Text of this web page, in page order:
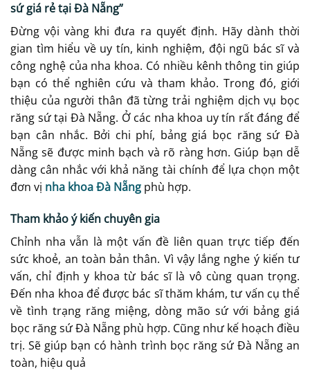
sứ giá rẻ tại Đà Nẵng”
Đừng vội vàng khi đưa ra quyết định. Hãy dành thời
gian tìm hiểu về uy tín, kinh nghiệm, đội ngũ bác sĩ và
công nghệ của nha khoa. Có nhiều kênh thông tin giúp
bạn có thể nghiên cứu và tham khảo. Trong đó, giới
thiệu của người thân đã từng trải nghiệm dịch vụ bọc
răng sứ tại Đà Nẵng. Ở các nha khoa uy tín rất đáng để
bạn cân nhắc. Bởi chi phí, bảng giá bọc răng sứ Đà
Nẵng sẽ được minh bạch và rõ ràng hơn. Giúp bạn dễ
dàng cân nhắc với khả năng tài chính để lựa chọn một
đơn vị nha khoa Đà Nẵng phù hợp.
Tham khảo ý kiến chuyên gia
Chỉnh nha vẫn là một vấn đề liên quan trực tiếp đến
sức khoẻ, an toàn bản thân. Vì vậy lắng nghe ý kiến tư
vấn, chỉ định y khoa từ bác sĩ là vô cùng quan trọng.
Đến nha khoa để được bác sĩ thăm khám, tư vấn cụ thể
về tình trạng răng miệng, dòng mão sứ với bảng giá
bọc răng sứ Đà Nẵng phù hợp. Cũng như kế hoạch điều
trị. Sẽ giúp bạn có hành trình bọc răng sứ Đà Nẵng an
toàn, hiệu quả